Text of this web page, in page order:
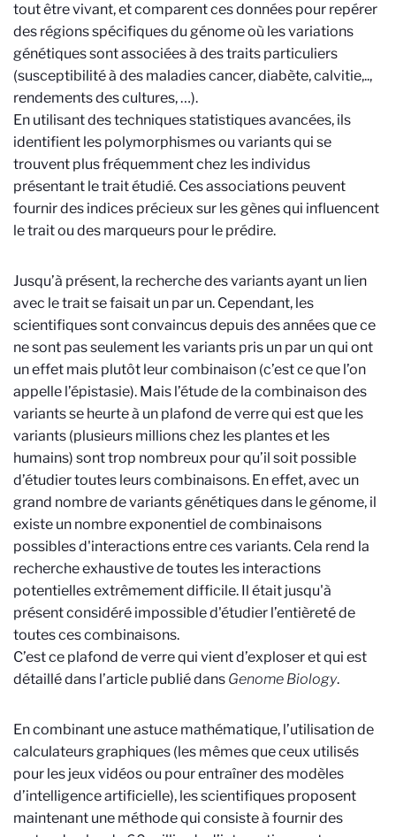
tout être vivant, et comparent ces données pour repérer
des régions spécifiques du génome où les variations
génétiques sont associées à des traits particuliers
(susceptibilité à des maladies cancer, diabète, calvitie,..,
rendements des cultures, …).
En utilisant des techniques statistiques avancées, ils
identifient les polymorphismes ou variants qui se
trouvent plus fréquemment chez les individus
présentant le trait étudié. Ces associations peuvent
fournir des indices précieux sur les gènes qui influencent
le trait ou des marqueurs pour le prédire.
Jusqu’à présent, la recherche des variants ayant un lien
avec le trait se faisait un par un. Cependant, les
scientifiques sont convaincus depuis des années que ce
ne sont pas seulement les variants pris un par un qui ont
un effet mais plutôt leur combinaison (c’est ce que l’on
appelle l’épistasie). Mais l’étude de la combinaison des
variants se heurte à un plafond de verre qui est que les
variants (plusieurs millions chez les plantes et les
humains) sont trop nombreux pour qu’il soit possible
d’étudier toutes leurs combinaisons. En effet, avec un
grand nombre de variants génétiques dans le génome, il
existe un nombre exponentiel de combinaisons
possibles d'interactions entre ces variants. Cela rend la
recherche exhaustive de toutes les interactions
potentielles extrêmement difficile. Il était jusqu'à
présent considéré impossible d'étudier l’entièreté de
toutes ces combinaisons.
C’est ce plafond de verre qui vient d’exploser et qui est
détaillé dans l’article publié dans Genome Biology.
En combinant une astuce mathématique, l’utilisation de
calculateurs graphiques (les mêmes que ceux utilisés
pour les jeux vidéos ou pour entraîner des modèles
d’intelligence artificielle), les scientifiques proposent
maintenant une méthode qui consiste à fournir des